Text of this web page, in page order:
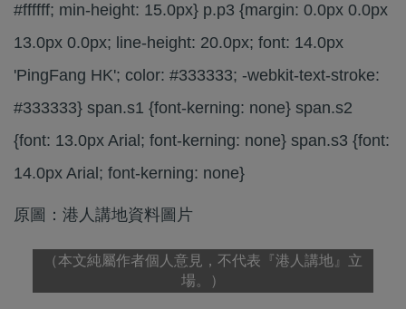
#ffffff; min-height: 15.0px} p.p3 {margin: 0.0px 0.0px
13.0px 0.0px; line-height: 20.0px; font: 14.0px
'PingFang HK'; color: #333333; -webkit-text-stroke:
#333333} span.s1 {font-kerning: none} span.s2
{font: 13.0px Arial; font-kerning: none} span.s3 {font:
14.0px Arial; font-kerning: none}
原圖：港人講地資料圖片
（本文純屬作者個人意見，不代表『港人講地』立
場。）